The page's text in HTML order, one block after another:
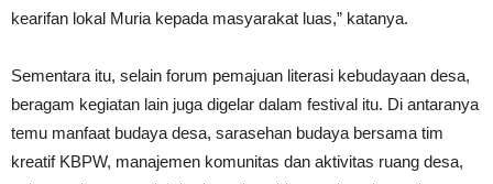
kearifan lokal Muria kepada masyarakat luas,” katanya.
Sementara itu, selain forum pemajuan literasi kebudayaan desa,
beragam kegiatan lain juga digelar dalam festival itu. Di antaranya
temu manfaat budaya desa, sarasehan budaya bersama tim
kreatif KBPW, manajemen komunitas dan aktivitas ruang desa,